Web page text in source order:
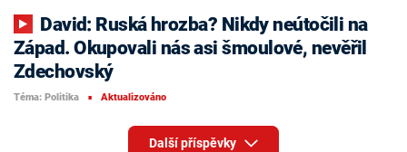
Západ. Okupovali nás asi šmoulové, nevěřil
Zdechovský
Téma: Politika ■ Aktualizováno
Další příspěvky